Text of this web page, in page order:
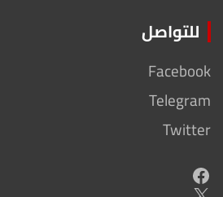
للتواصل
Facebook
Telegram
Twitter
Facebook